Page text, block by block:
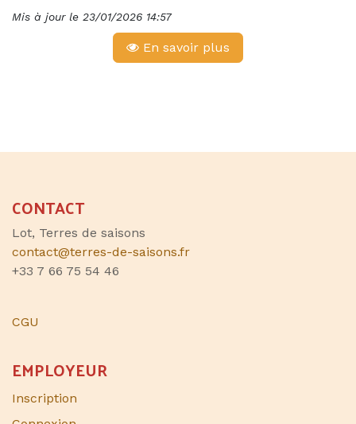
Mis à jour le 23/01/2026 14:57
En savoir plus
CONTACT
Lot, Terres de saisons
contact@terres-de-saisons.fr
+33 7 66 75 54 46
CGU
EMPLOYEUR
Inscription